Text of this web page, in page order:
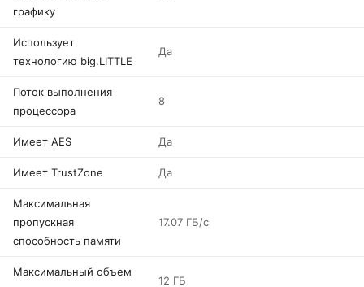
графику
Использует
технологию big.LITTLE
Да
Поток выполнения
процессора
8
Имеет AES Да
Имеет TrustZone Да
Максимальная
пропускная
способность памяти
17.07 ГБ/с
Максимальный объем
12 ГБ